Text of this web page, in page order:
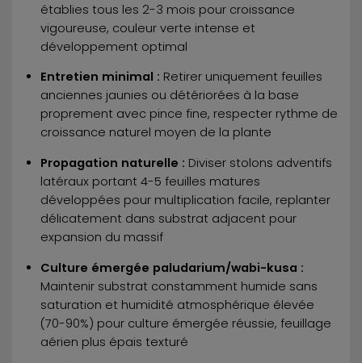
établies tous les 2-3 mois pour croissance
vigoureuse, couleur verte intense et
développement optimal
Entretien minimal : Retirer uniquement feuilles
anciennes jaunies ou détériorées à la base
proprement avec pince fine, respecter rythme de
croissance naturel moyen de la plante
Propagation naturelle : Diviser stolons adventifs
latéraux portant 4-5 feuilles matures
développées pour multiplication facile, replanter
délicatement dans substrat adjacent pour
expansion du massif
Culture émergée paludarium/wabi-kusa :
Maintenir substrat constamment humide sans
saturation et humidité atmosphérique élevée
(70-90%) pour culture émergée réussie, feuillage
aérien plus épais texturé